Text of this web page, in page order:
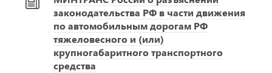
законодательства РФ в части движения
по автомобильным дорогам РФ
тяжеловесного и (или)
крупногабаритного транспортного
средства